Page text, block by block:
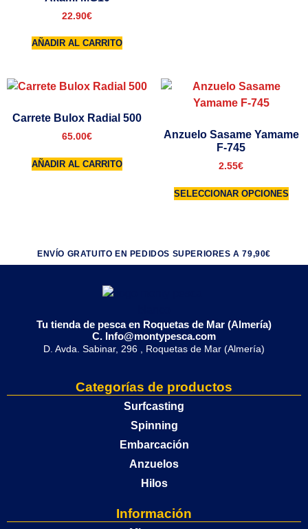
22.90€
AÑADIR AL CARRITO
Carrete Bulox Radial 500
65.00€
AÑADIR AL CARRITO
Anzuelo Sasame Yamame
F-745
2.55€
SELECCIONAR OPCIONES
ENVÍO GRATUITO EN PEDIDOS SUPERIORES A 79,90€
Tu tienda de pesca en Roquetas de Mar (Almería)
C. Info@montypesca.com
D. Avda. Sabinar, 296 , Roquetas de Mar (Almería)
Categorías de productos
Surfcasting
Spinning
Embarcación
Anzuelos
Hilos
Información